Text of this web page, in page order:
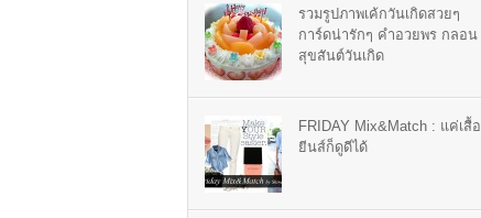
รวมรูปภาพเค้กวันเกิดสวยๆ
การ์ดน่ารักๆ คำอวยพร กลอน
สุขสันต์วันเกิด
FRIDAY Mix&Match : แค่เสื้อ
ยีนส์ก็ดูดีได้